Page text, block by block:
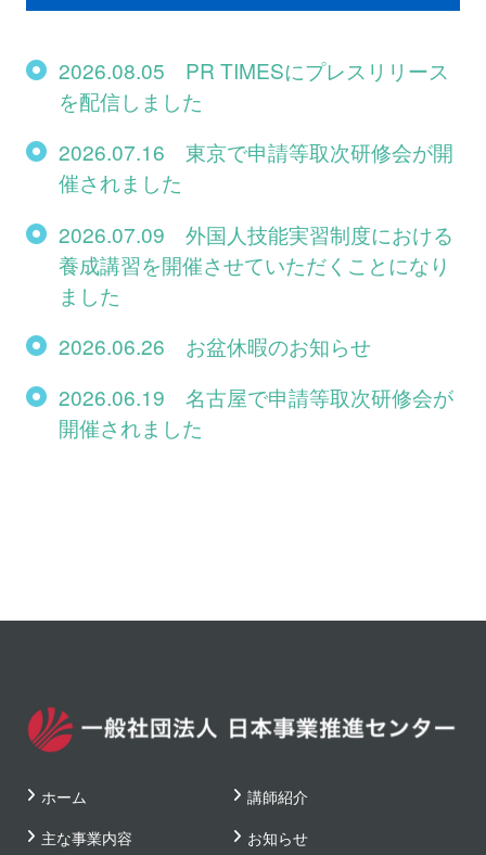
2026.08.05 PR TIMESにプレスリリース
を配信しました
2026.07.16 東京で申請等取次研修会が開
催されました
2026.07.09 外国人技能実習制度における
養成講習を開催させていただくことになり
ました
2026.06.26 お盆休暇のお知らせ
2026.06.19 名古屋で申請等取次研修会が
開催されました
ホーム
主な事業内容
講師紹介
お知らせ